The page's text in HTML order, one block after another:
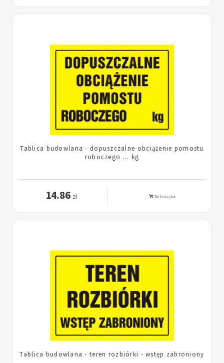
Tablica budowlana - dopuszczalne obciążenie pomostu
roboczego ... kg
14.86 zł Do koszyka
Tablica budowlana - teren rozbiórki - wstęp zabroniony